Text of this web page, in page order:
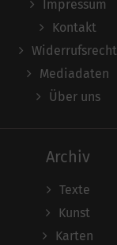
Impressum
Kontakt
Widerrufsrecht
Mediadaten
Über uns
Archiv
Texte
Kunst
Karten